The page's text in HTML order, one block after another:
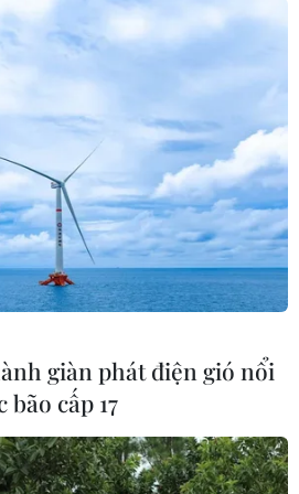
được tổ chức lần đầu tiên
thế vui tươi trong những
đán, là cơ hội cho các đội
giao lưu, trao đổi kinh
triển phong trào trên
(TTXVN)
giàn phát điện gió nổi
cấp 17